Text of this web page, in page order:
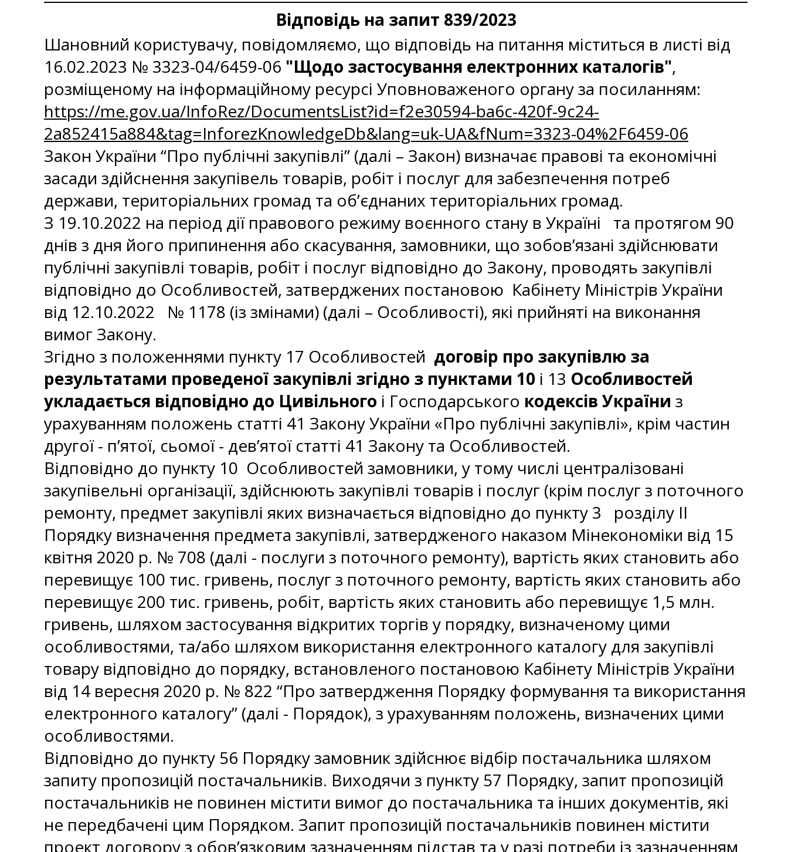
Відповідь на запит 839/2023
Шановний користувачу, повідомляємо, що відповідь на питання міститься в листі від
16.02.2023 № 3323-04/6459-06 "Щодо застосування електронних каталогів",
розміщеному на інформаційному ресурсі Уповноваженого органу за посиланням:
https://me.gov.ua/InfoRez/DocumentsList?id=f2e30594-ba6c-420f-9c24-
2a852415a884&tag=InforezKnowledgeDb&lang=uk-UA&fNum=3323-04%2F6459-06
Закон України “Про публічні закупівлі” (далі – Закон) визначає правові та економічні
засади здійснення закупівель товарів, робіт і послуг для забезпечення потреб
держави, територіальних громад та об’єднаних територіальних громад.
З 19.10.2022 на період дії правового режиму воєнного стану в Україні та протягом 90
днів з дня його припинення або скасування, замовники, що зобов’язані здійснювати
публічні закупівлі товарів, робіт і послуг відповідно до Закону, проводять закупівлі
відповідно до Особливостей, затверджених постановою Кабінету Міністрів України
від 12.10.2022 № 1178 (із змінами) (далі – Особливості), які прийняті на виконання
вимог Закону.
Згідно з положеннями пункту 17 Особливостей договір про закупівлю за
результатами проведеної закупівлі згідно з пунктами 10 і 13 Особливостей
укладається відповідно до Цивільного і Господарського кодексів України з
урахуванням положень статті 41 Закону України «Про публічні закупівлі», крім частин
другої - п’ятої, сьомої - дев’ятої статті 41 Закону та Особливостей.
Відповідно до пункту 10 Особливостей замовники, у тому числі централізовані
закупівельні організації, здійснюють закупівлі товарів і послуг (крім послуг з поточного
ремонту, предмет закупівлі яких визначається відповідно до пункту 3 розділу II
Порядку визначення предмета закупівлі, затвердженого наказом Мінекономіки від 15
квітня 2020 р. № 708 (далі - послуги з поточного ремонту), вартість яких становить або
перевищує 100 тис. гривень, послуг з поточного ремонту, вартість яких становить або
перевищує 200 тис. гривень, робіт, вартість яких становить або перевищує 1,5 млн.
гривень, шляхом застосування відкритих торгів у порядку, визначеному цими
особливостями, та/або шляхом використання електронного каталогу для закупівлі
товару відповідно до порядку, встановленого постановою Кабінету Міністрів України
від 14 вересня 2020 р. № 822 “Про затвердження Порядку формування та використання
електронного каталогу” (далі - Порядок), з урахуванням положень, визначених цими
особливостями.
Відповідно до пункту 56 Порядку замовник здійснює відбір постачальника шляхом
запиту пропозицій постачальників. Виходячи з пункту 57 Порядку, запит пропозицій
постачальників не повинен містити вимог до постачальника та інших документів, які
не передбачені цим Порядком. Запит пропозицій постачальників повинен містити
проект договору з обов’язковим зазначенням підстав та у разі потреби із зазначенням